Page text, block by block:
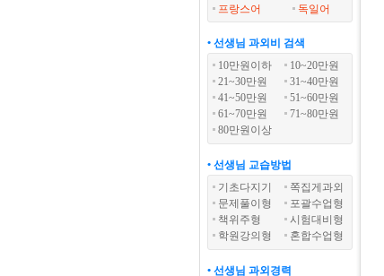
프랑스어
독일어
• 선생님 과외비 검색
10만원이하
10~20만원
21~30만원
31~40만원
41~50만원
51~60만원
61~70만원
71~80만원
80만원이상
• 선생님 교습방법
기초다지기
쪽집게과외
문제풀이형
포괄수업형
책위주형
시험대비형
학원강의형
혼합수업형
• 선생님 과외경력